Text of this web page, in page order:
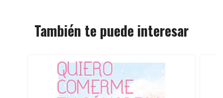
También te puede interesar